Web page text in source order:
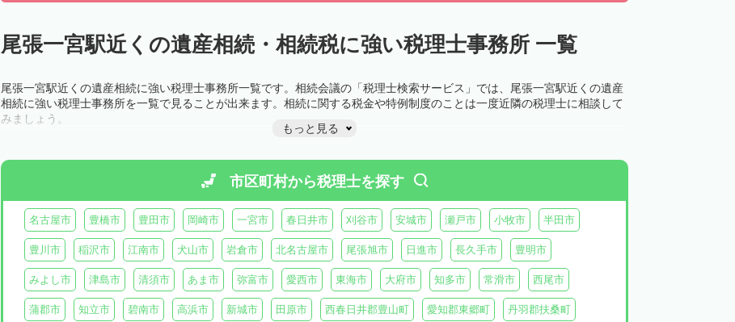
尾張一宮駅近くの遺産相続・相続税に強い税理士事務所 一覧
尾張一宮駅近くの遺産相続に強い税理士事務所一覧です。相続会議の「税理士検索サービス」では、尾張一宮駅近くの遺産
相続に強い税理士事務所を一覧で見ることが出来ます。相続に関する税金や特例制度のことは一度近隣の税理士に相談して
みましょう。
もっと見る
市区町村から税理士を探す
名古屋市 豊橋市 豊田市 岡崎市 一宮市 春日井市 刈谷市 安城市 瀬戸市 小牧市 半田市
豊川市 稲沢市 江南市 犬山市 岩倉市 北名古屋市 尾張旭市 日進市 長久手市 豊明市
みよし市 津島市 清須市 あま市 弥富市 愛西市 東海市 大府市 知多市 常滑市 西尾市
蒲郡市 知立市 碧南市 高浜市 新城市 田原市 西春日井郡豊山町 愛知郡東郷町 丹羽郡扶桑町